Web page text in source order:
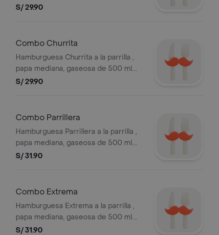
Ver composicion de productos en la
referencial. BEMBOS S.A.C RUC
S/ 29.90
Combo Churrita
Hamburguesa Churrita a la parrilla ,
papa mediana, gaseosa de 500 ml.
Ver composicion de productos en la
referencial. BEMBOS S.A.C RUC
S/ 29.90
Combo Parrillera
Hamburguesa Parrillera a la parrilla ,
papa mediana, gaseosa de 500 ml.
Ver composicion de productos en la
referencial. BEMBOS S.A.C RUC
S/ 31.90
Combo Extrema
Hamburguesa Extrema a la parrilla ,
papa mediana, gaseosa de 500 ml.
Ver composicion de productos en la
S/ 31.90